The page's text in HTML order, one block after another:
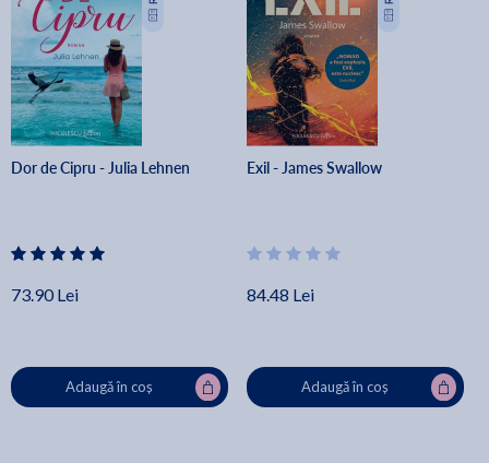
Dor de Cipru - Julia Lehnen
73.90 Lei
Adaugă în coș
Exil - James Swallow
84.48 Lei
Adaugă în coș